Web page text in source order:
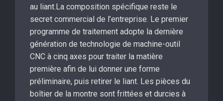
au liant.La composition spécifique reste le
secret commercial de l’entreprise. Le premier
programme de traitement adopte la dernière
génération de technologie de machine-outil
CNC à cinq axes pour traiter la matière
première afin de lui donner une forme
préliminaire, puis retirer le liant. Les pièces du
boîtier de la montre sont frittées et durcies à